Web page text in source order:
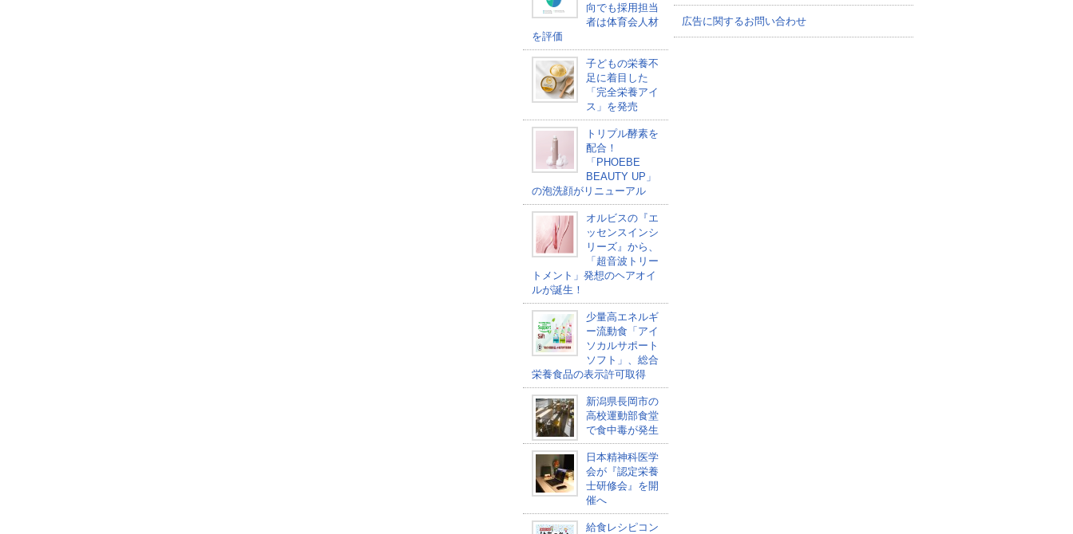
向でも採用担当
者は体育会人材
を評価
子どもの栄養不
足に着目した
「完全栄養アイ
ス」を発売
トリプル酵素を
配合！
「PHOEBE
BEAUTY UP」
の泡洗顔がリニューアル
オルビスの『エ
ッセンスインシ
リーズ』から、
「超音波トリー
トメント」発想のヘアオイ
ルが誕生！
少量高エネルギ
ー流動食「アイ
ソカルサポート
ソフト」、総合
栄養食品の表示許可取得
新潟県長岡市の
高校運動部食堂
で食中毒が発生
日本精神科医学
会が『認定栄養
士研修会』を開
催へ
給食レシピコン
広告に関するお問い合わせ